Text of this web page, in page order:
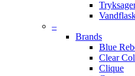
–
Brands
Blue
Clear
Clique